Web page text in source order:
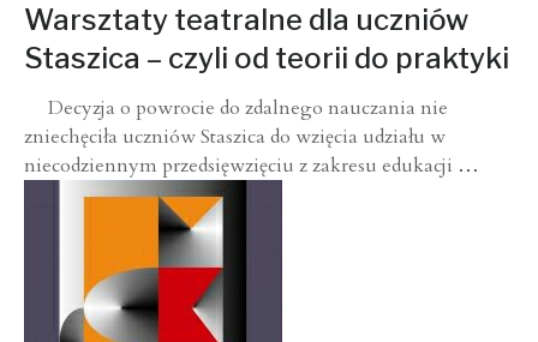
Warsztaty teatralne dla uczniów
Staszica – czyli od teorii do praktyki
Decyzja o powrocie do zdalnego nauczania nie
zniechęciła uczniów Staszica do wzięcia udziału w
niecodziennym przedsięwzięciu z zakresu edukacji …